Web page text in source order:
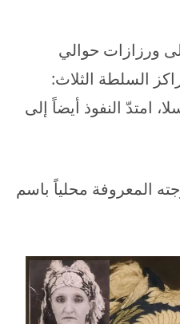
ورزازات حوالي
السلطة الثلاث:
امتدّ النفوذ أيضاً إلى
المعروفة محلياً باسم